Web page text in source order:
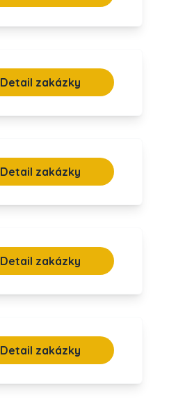
Detail zakázky
Detail zakázky
Detail zakázky
Detail zakázky